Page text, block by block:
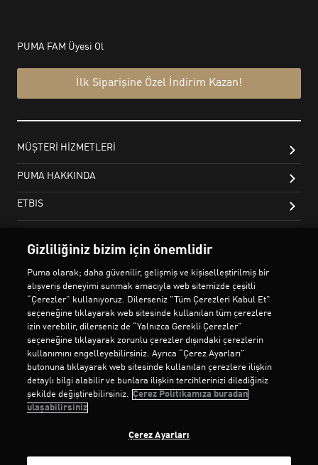
Gizliliğiniz bizim için önemlidir
Puma olarak; daha güvenilir, gelişmiş ve kişiselleştirilmiş bir
alışveriş deneyimi sunmak amacıyla web sitemizde çeşitli
“Çerezler” kullanıyoruz. Dilerseniz "Tüm Çerezleri Kabul Et"
seçeneğine tıklayarak web sitesinde kullanılan tüm çerezlere
izin verebilir, dilerseniz de “Yalnızca Gerekli Çerezler”
seçeneğine tıklayarak zorunlu çerezler dışındaki çerezlerin
kullanımını engelleyebilirsiniz. Ayrıca “Çerez Ayarları”
butonuna tıklayarak web sitesinde kullanılan çerezlere ilişkin
detaylı bilgi alabilir ve bunlara ilişkin tercihlerinizi dilediğiniz
şekilde değiştirebilirsiniz. Çerez Politikamıza buradan
ulaşabilirsiniz
Çerez Ayarları